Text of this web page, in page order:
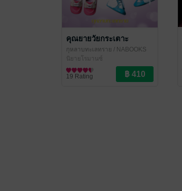
คุณยายวัยกระเตาะ
กุหลาบทะเลทราย / NABOOKS
นิยายโรมานซ์
19 Rating